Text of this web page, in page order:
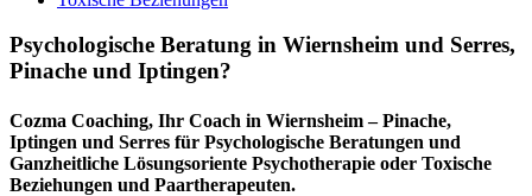
Psychologische Beratung in Wiernsheim und Serres,
Pinache und Iptingen?
Cozma Coaching, Ihr Coach in Wiernsheim – Pinache,
Iptingen und Serres für Psychologische Beratungen und
Ganzheitliche Lösungsoriente Psychotherapie oder Toxische
Beziehungen und Paartherapeuten.